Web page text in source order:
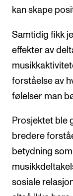
kan skape
Samtidig fikk
effekter av
forståelse av
følelser man
Prosjektet ble
bredere
betydning
sosiale